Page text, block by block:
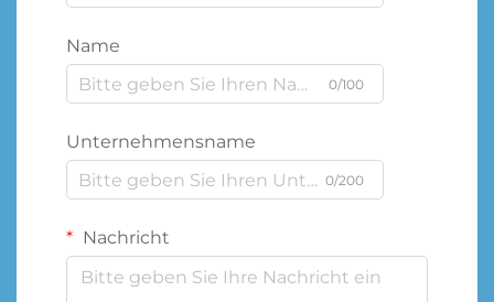
Name
0/100
Unternehmensname
0/200
Nachricht